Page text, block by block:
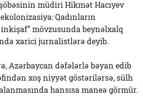
müdiri Hikmət Hacıyev
Qadınların
mövzusunda beynəlxalq
xarici jurnalistlərə deyib.
Azərbaycan dəfələrlə bəyan edib
xoş niyyət göstərilərsə, sülh
hansısa maneə görmür.